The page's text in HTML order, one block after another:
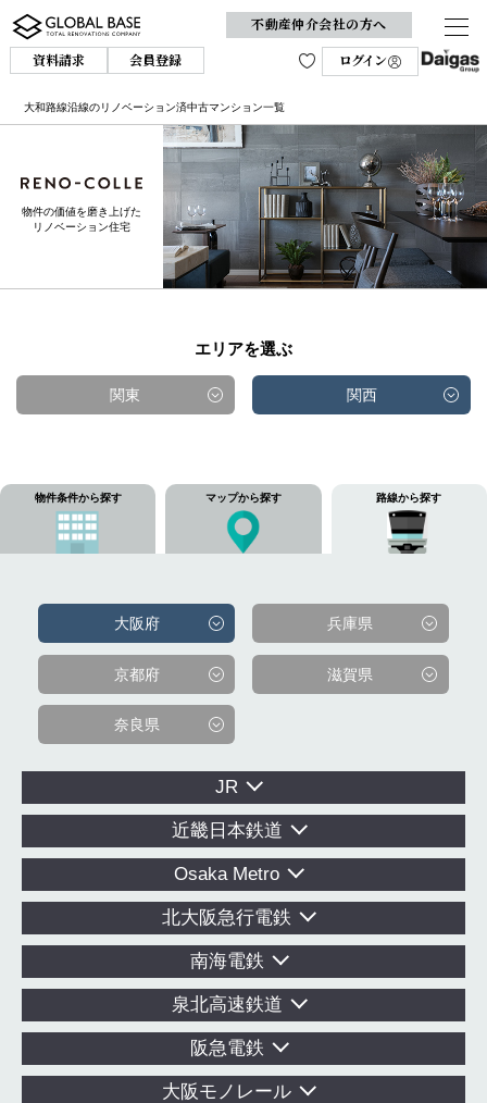
不動産仲介会社の方へ
資料請求
会員登録 ログイン
大和路線沿線のリノベーション済中古マンション一覧
物件の価値を磨き上げた
リノベーション住宅
エリアを選ぶ
関東 関西
物件条件から探す マップから探す 路線から探す
大阪府 兵庫県
京都府 滋賀県
奈良県
JR
近畿日本鉄道
Osaka Metro
北大阪急行電鉄
南海電鉄
泉北高速鉄道
阪急電鉄
大阪モノレール